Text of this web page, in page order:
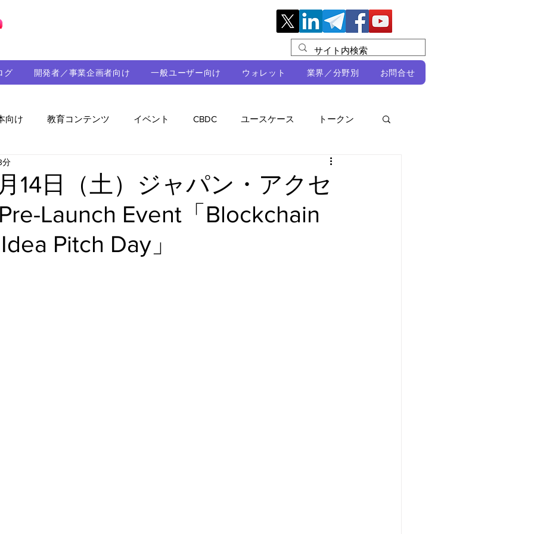
グ 開発者／事業企画者向け 一般ユーザー向け ウォレット 業界／分野別 お問合せ
向け 教育コンテンツ イベント CBDC ユースケース トークン
持続可能性 メルマガ 技術開発 ガバナンス DeFi
14日​（土）ジャパン・アクセ
Launch Event「Blockchain
Pitch Day」
分